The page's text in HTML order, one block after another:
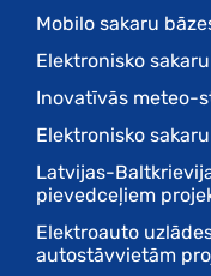
Mobilo sakaru
Elektronisko
Inovatīvās meteo-
Elektronisko
Latvijas-
pievedceļiem
Elektroauto
autostāvvietām